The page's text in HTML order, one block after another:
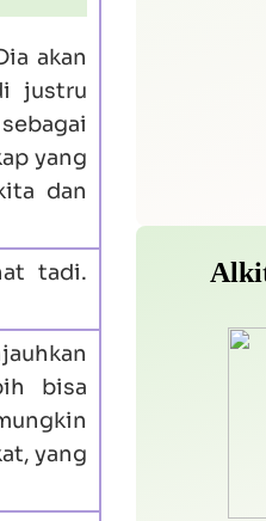
akan
justru
yang
dan
tadi.
bisa
yang